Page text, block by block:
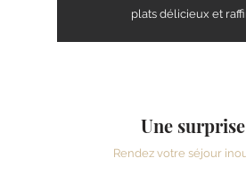
plats délicieux et
Une
Rendez votre séjour